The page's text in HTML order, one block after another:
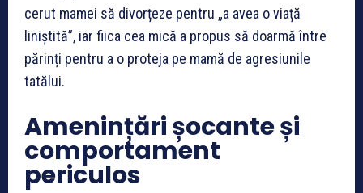
cerut mamei să divorțeze pentru „a avea o viață
liniștită”, iar fiica cea mică a propus să doarmă între
părinți pentru a o proteja pe mamă de agresiunile
tatălui.
Amenințări șocante și
comportament
periculos